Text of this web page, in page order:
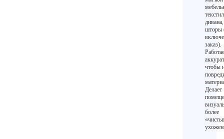
шторы
заказ).
чтобы
Делает
более